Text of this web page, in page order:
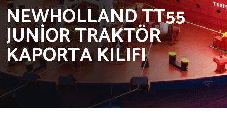
NEWHOLLAND TT55
JUNİOR TRAKTÖR
KAPORTA KILIFI